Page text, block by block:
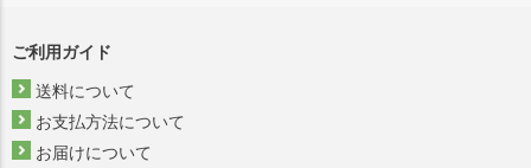
ご利用ガイド
送料について
お支払方法について
お届けについて